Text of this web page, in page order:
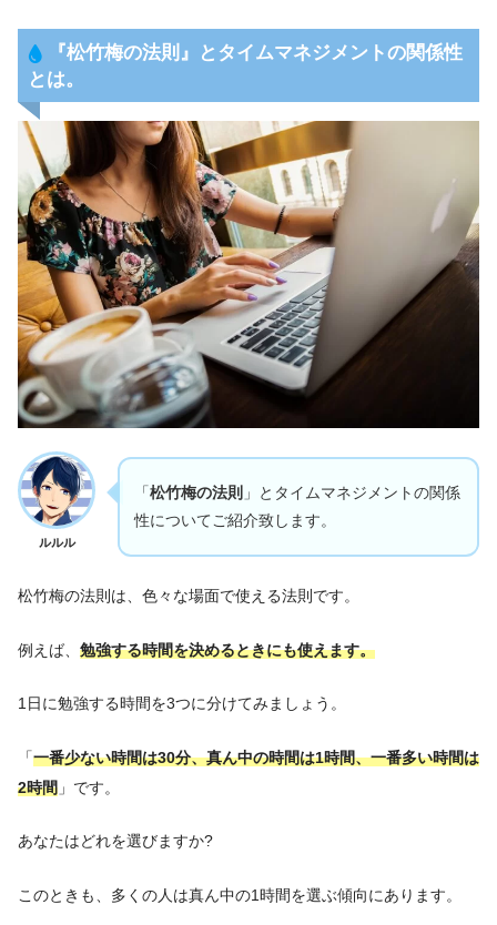
『松竹梅の法則 』とタイムマネジメントの関係性
とは。
ルルル
「 松竹梅の法則 」とタイムマネジメントの関係
性についてご紹介致します。
松竹梅の法則は、色々な場面で使える法則です。
例えば、 勉強する時間を決めるときにも使えます。
1日に勉強する時間を3つに分けてみましょう。
「一番少ない時間は30分、真ん中の時間は1時間、一番多い時間は
2時間 」です。
あなたはどれを選びますか?
このときも、多くの人は真ん中の1時間を選ぶ傾向にあります。